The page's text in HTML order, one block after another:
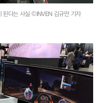
된다는 사실 ©INVEN 김규만 기자